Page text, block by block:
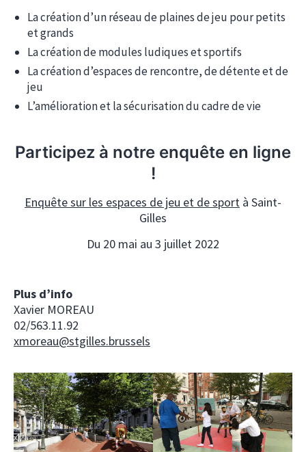
La création d’un réseau de plaines de jeu pour petits
et grands
La création de modules ludiques et sportifs
La création d’espaces de rencontre, de détente et de
jeu
L’amélioration et la sécurisation du cadre de vie
Participez à notre enquête en ligne
!
Enquête sur les espaces de jeu et de sport à Saint-
Gilles
Du 20 mai au 3 juillet 2022
Plus d’info
Xavier MOREAU
02/563.11.92
xmoreau@stgilles.brussels